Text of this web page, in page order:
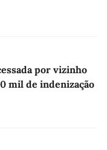
por vizinho
mil de indenização